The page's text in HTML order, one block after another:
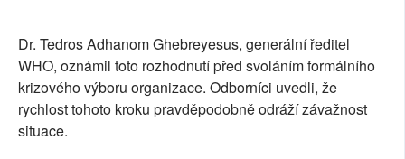
Dr. Tedros Adhanom Ghebreyesus, generální ředitel
WHO, oznámil toto rozhodnutí před svoláním formálního
krizového výboru organizace. Odborníci uvedli, že
rychlost tohoto kroku pravděpodobně odráží závažnost
situace.